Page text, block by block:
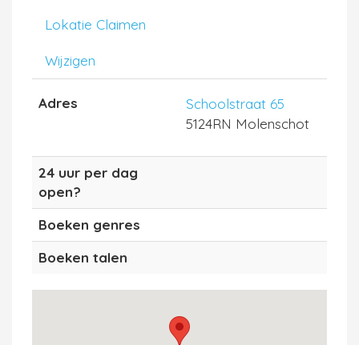
Lokatie Claimen
Wijzigen
Adres
Schoolstraat 65
5124RN Molenschot
24 uur per dag
open?
Boeken genres
Boeken talen